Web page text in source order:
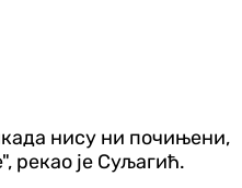
нису ни почињени,
рекао је Суљагић.